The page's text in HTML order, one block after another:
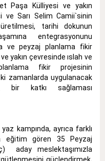
Paşa Külliyesi ve yakın
ve Sarı Selim Camii`sinin
tarihi dokunun
entegrasyonunu
ve peyzaj planlama fikir
yakın çevresinde ıslah ve
fikir projesinin
zamanlarda uygulanacak
bir katkı sağlaması
kampında, ayrıca farklı
eğitim gören 35 Peyzaj
aday meslektaşımızla
güçlendirmek,